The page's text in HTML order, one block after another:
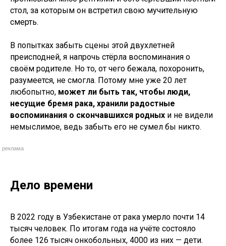
стол, за которым он встретил свою мучительную
смерть.
В попытках забыть сцены этой двухлетней
преисподней, я напрочь стёрла воспоминания о
своём родителе. Но то, от чего бежала, похоронить,
разумеется, не смогла. Потому мне уже 20 лет
любопытно, может ли быть так, чтобы люди,
несущие бремя рака, хранили радостные
воспоминания о скончавшихся родных и не видели
немыслимое, ведь забыть его не сумел бы никто.
реклама
Дело времени
В 2022 году в Узбекистане от рака умерло почти 14
тысяч человек. По итогам года на учёте состояло
более 126 тысяч онкобольных, 4000 из них — дети.